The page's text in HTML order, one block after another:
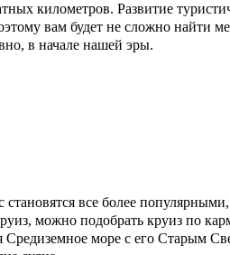
километров. Развитие
вам будет не сложно найти
в начале нашей эры.
все более
можно подобрать круиз по
Средиземное море с его Старым